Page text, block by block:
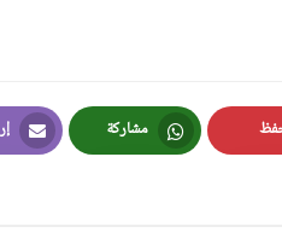
مشاركة
Whatsapp